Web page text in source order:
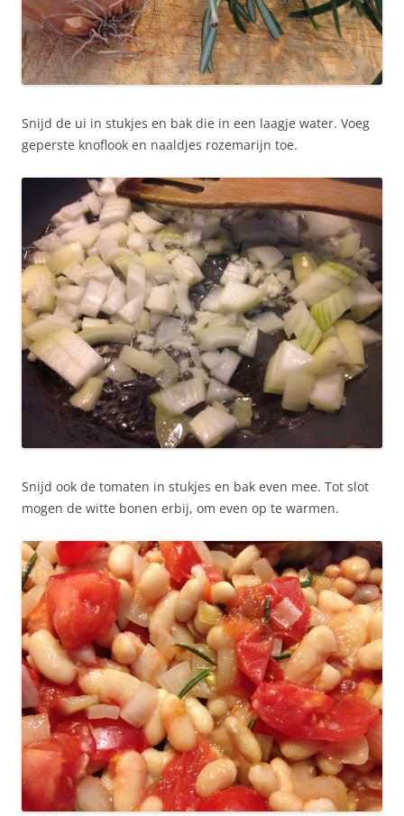
Snijd de ui in stukjes en bak die in een laagje water. Voeg
geperste knoflook en naaldjes rozemarijn toe.
Snijd ook de tomaten in stukjes en bak even mee. Tot slot
mogen de witte bonen erbij, om even op te warmen.